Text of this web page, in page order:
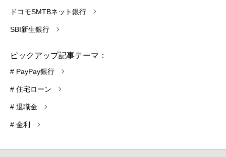
ドコモSMTBネット銀行
SBI新生銀行
ピックアップ記事テーマ：
# PayPay銀行
# 住宅ローン
# 退職金
# 金利